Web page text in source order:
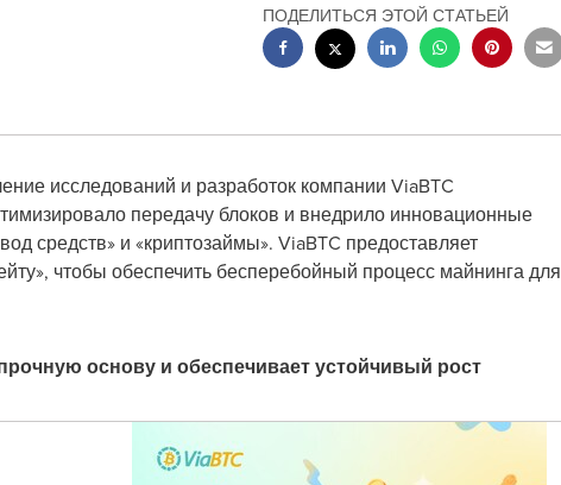
ПОДЕЛИТЬСЯ ЭТОЙ СТАТЬЕЙ
исследований и разработок компании ViaBTC
передачу блоков и внедрило инновационные
средств» и «криптозаймы». ViaBTC предоставляет
чтобы обеспечить бесперебойный процесс майнинга для
основу и обеспечивает устойчивый рост